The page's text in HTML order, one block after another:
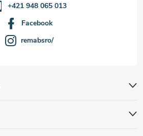
+421 948 065 013
Facebook
remabsro/